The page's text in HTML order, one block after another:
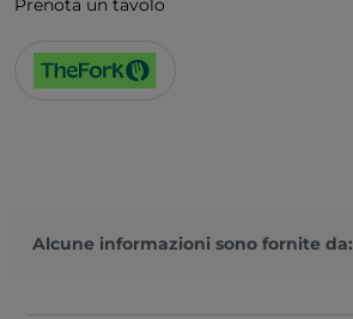
Prenota un tavolo
Alcune informazioni sono fornite da: